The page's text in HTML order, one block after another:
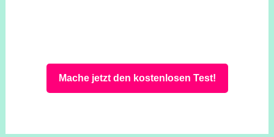
Mache jetzt den kostenlosen Test!